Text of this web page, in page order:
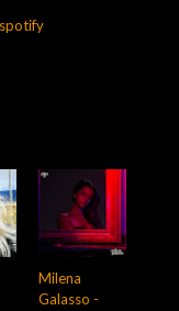
Milena
Galasso -